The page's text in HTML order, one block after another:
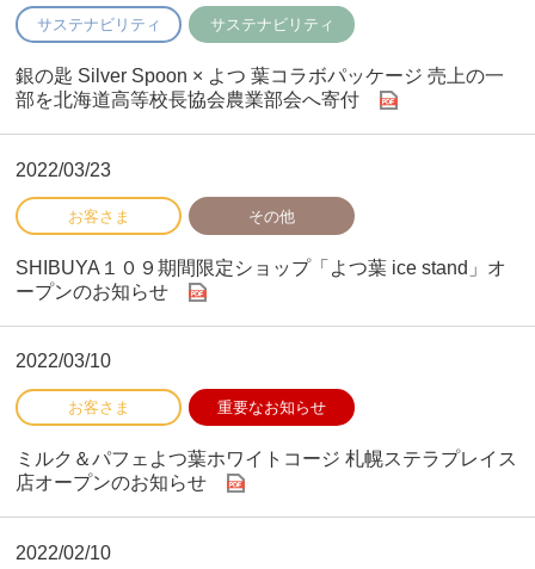
銀の匙 Silver Spoon × よつ 葉コラボパッケージ 売上の一
部を北海道高等校長協会農業部会へ寄付
2022/03/23
SHIBUYA１０９期間限定ショップ「よつ葉 ice stand」オ
ープンのお知らせ
2022/03/10
ミルク＆パフェよつ葉ホワイトコージ 札幌ステラプレイス
店オープンのお知らせ
2022/02/10